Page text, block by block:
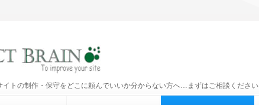
イトの制作・保守をどこに頼んでいいか分からない方へ…まずはご相談ください